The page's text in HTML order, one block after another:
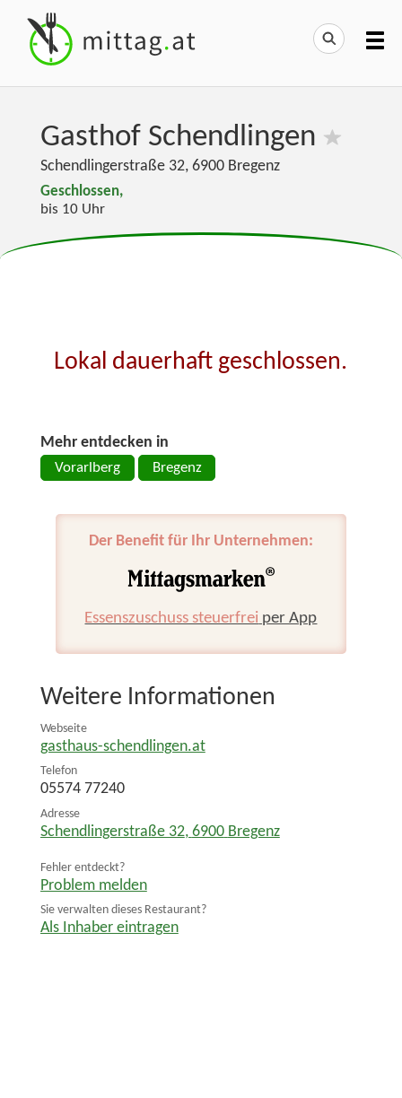
Gasthof Schendlingen
Schendlingerstraße 32, 6900 Bregenz
Geschlossen,
bis 10 Uhr
Lokal dauerhaft geschlossen.
Mehr entdecken in
Vorarlberg Bregenz
Der Benefit für Ihr Unternehmen:
Essenszuschuss steuerfrei per App
Weitere Informationen
Webseite
gasthaus-schendlingen.at
Telefon
05574 77240
Adresse
Schendlingerstraße 32, 6900 Bregenz
Fehler entdeckt?
Problem melden
Sie verwalten dieses Restaurant?
Als Inhaber eintragen